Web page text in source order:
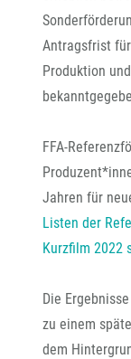
Antragsfrist
Produktion
FFA-
Jahren für
Listen der
Kurzfilm 2022
Die
zu einem
dem